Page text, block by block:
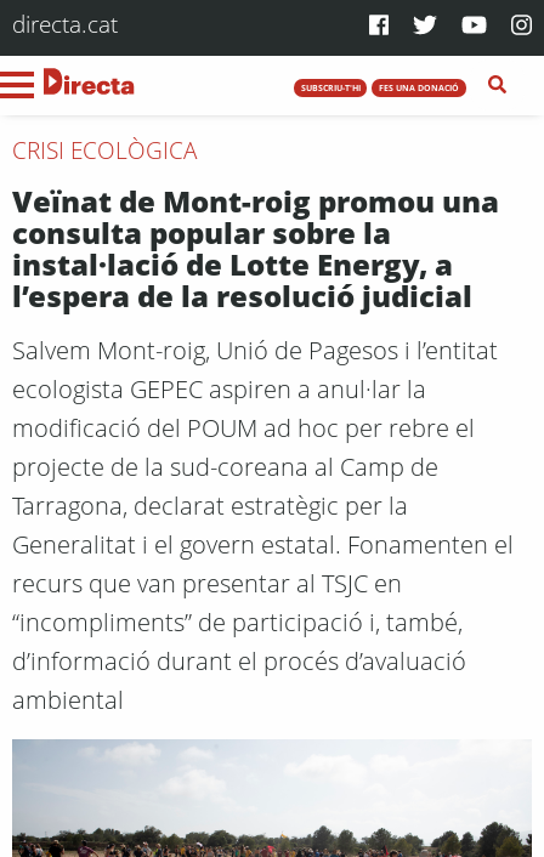
directa.cat
SUBSCRIU-T'HI FES UNA DONACIÓ
CRISI ECOLÒGICA
Veïnat de Mont-roig promou una
consulta popular sobre la
instal·lació de Lotte Energy, a
l’espera de la resolució judicial
Salvem Mont-roig, Unió de Pagesos i l’entitat
ecologista GEPEC aspiren a anul·lar la
modificació del POUM ad hoc per rebre el
projecte de la sud-coreana al Camp de
Tarragona, declarat estratègic per la
Generalitat i el govern estatal. Fonamenten el
recurs que van presentar al TSJC en
“incompliments” de participació i, també,
d’informació durant el procés d’avaluació
ambiental